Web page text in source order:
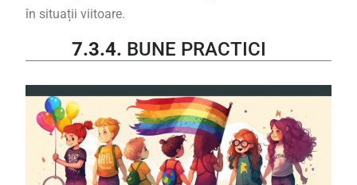
în situații viitoare.
7.3.4. BUNE PRACTICI